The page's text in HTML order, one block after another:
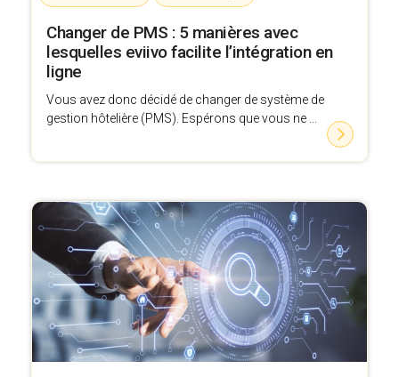
Changer de PMS : 5 manières avec
lesquelles eviivo facilite l’intégration en
ligne
Vous avez donc décidé de changer de système de
gestion hôtelière (PMS). Espérons que vous ne ...